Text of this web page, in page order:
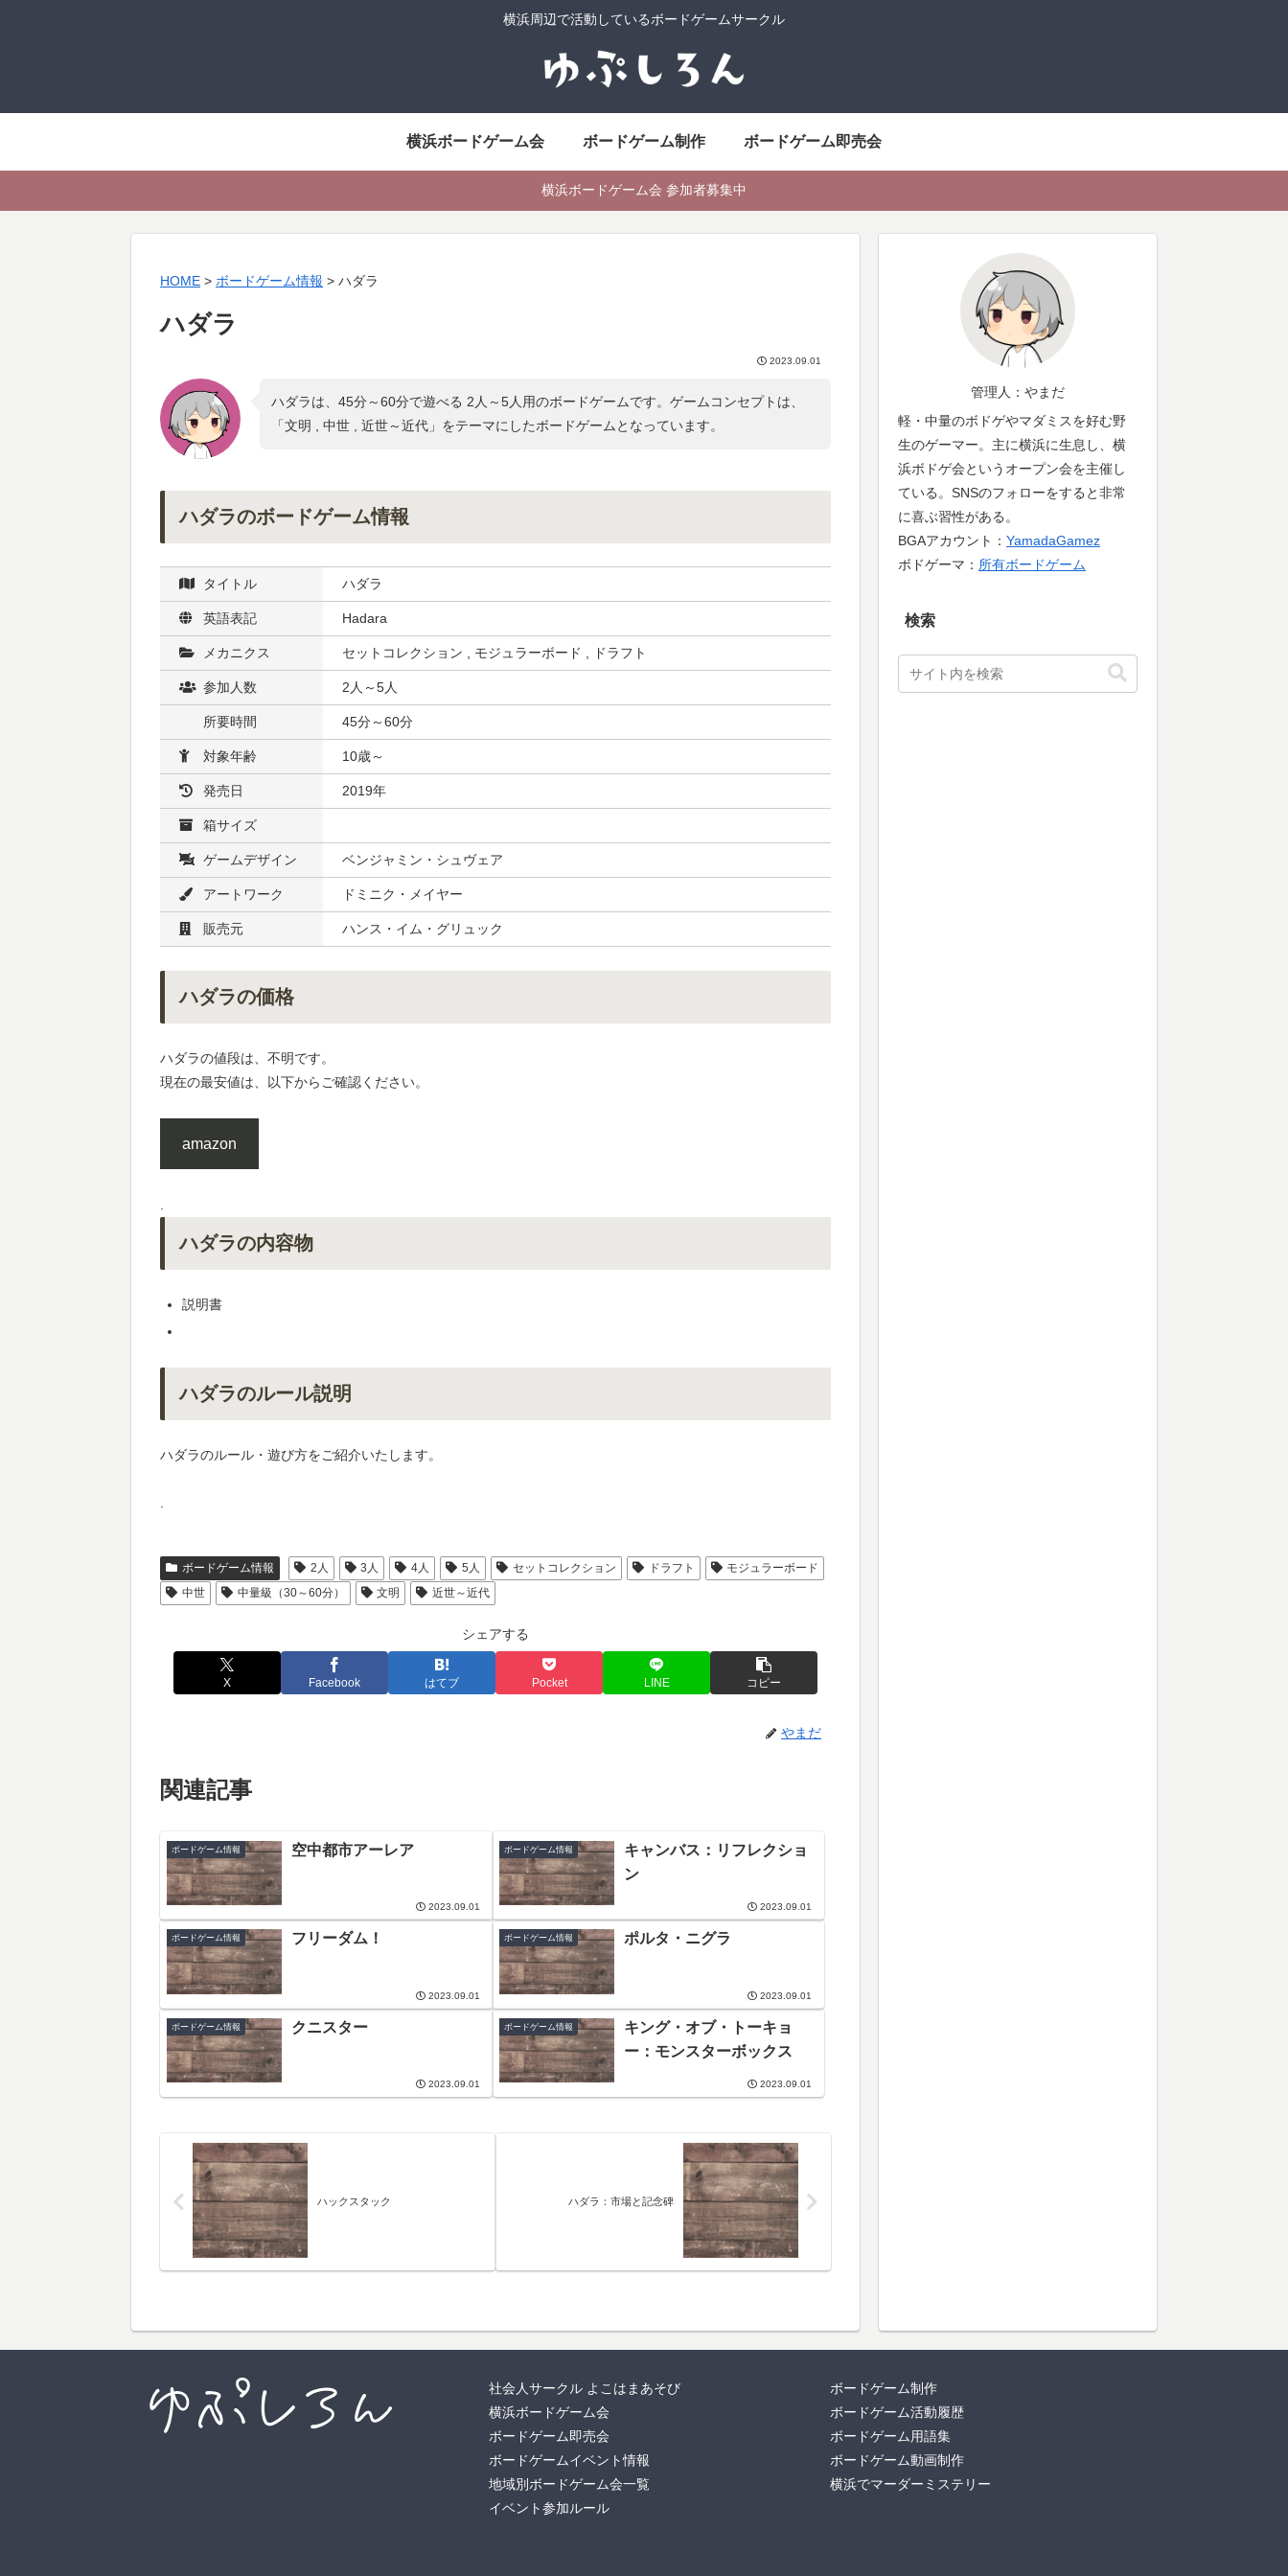
横浜周辺で活動しているボードゲームサークル
横浜ボードゲーム会 ボードゲーム制作 ボードゲーム即売会
横浜ボードゲーム会 参加者募集中
HOME > ボードゲーム情報 > ハダラ
ハダラ
2023.09.01
ハダラは、45分～60分で遊べる 2人～5人用のボードゲームです。ゲームコンセプトは、
「文明 , 中世 , 近世～近代 」をテーマにしたボードゲームとなっています。
ハダラのボードゲーム情報
タイトル ハダラ
英語表記 Hadara
メカニクス セットコレクション , モジュラーボード , ドラフト
参加人数 2人～5人
所要時間 45分～60分
対象年齢 10歳～
発売日 2019年
箱サイズ
ゲームデザイン ベンジャミン・シュヴェア
アートワーク ドミニク・メイヤー
販売元 ハンス・イム・グリュック
ハダラの価格
ハダラの値段は、不明です。
現在の最安値は、以下からご確認ください。
amazon
.
ハダラの内容物
説明書
ハダラのルール説明
ハダラのルール・遊び方をご紹介いたします。
.
ボードゲーム情報 2人 3人 4人 5人 セットコレクション ドラフト
モジュラーボード
中世
中量級（30～60分） 文明 近世～近代
シェアする
X Facebook はてブ Pocket LINE コピー
やまだ
関連記事
ボードゲーム情報 空中都市アーレア
2023.09.01
ボードゲーム情報
キャンバス：リフレクショ
ン
2023.09.01
ボードゲーム情報 フリーダム！
2023.09.01
ボードゲーム情報 ポルタ・ニグラ
2023.09.01
ボードゲーム情報 クニスター
2023.09.01
ボードゲーム情報
キング・オブ・トーキョ
ー：モンスターボックス
2023.09.01
ハックスタック ハダラ：市場と記念碑
管理人：やまだ
軽・中量のボドゲやマダミスを好む野
生のゲーマー。主に横浜に生息し、横
浜ボドゲ会というオープン会を主催し
ている。SNSのフォローをすると非常
に喜ぶ習性がある。
BGAアカウント： YamadaGamez
ボドゲーマ： 所有ボードゲーム
検索
社会人サークル よこはまあそび
横浜ボードゲーム会
ボードゲーム即売会
ボードゲームイベント情報
地域別ボードゲーム会一覧
イベント参加ルール
ボードゲーム制作
ボードゲーム活動履歴
ボードゲーム用語集
ボードゲーム動画制作
横浜でマーダーミステリー